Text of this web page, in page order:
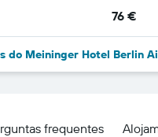
76 €
do Meininger Hotel Berlin
frequentes